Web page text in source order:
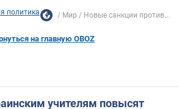
политика Мир Новые санкции против...
на главную OBOZ
учителям повысят